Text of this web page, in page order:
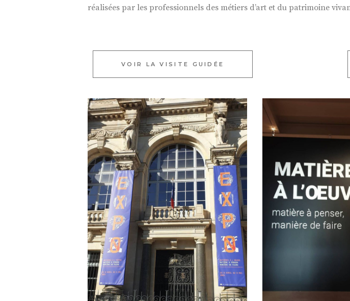
réalisées par les professionnels des métiers d’art et du patrimoine
VOIR LA VISITE GUIDÉE